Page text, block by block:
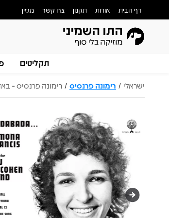
דף הבית אודות תקנון צרו קשר מגזין
תקליטים
ישראלי / רימונה פרנסיס / רימונה פרנסיס -